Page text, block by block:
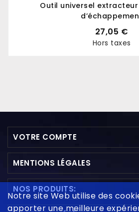
Outil universel
27,05 €
Hors taxes
Notre site Web utilise des
apporter une meilleure
VOTRE COMPTE
MENTIONS LÉGALES
NOS PRODUITS: